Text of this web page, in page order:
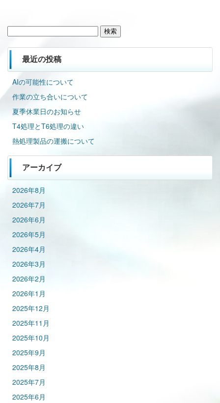
最近の投稿
AIの可能性について
作業の立ち合いについて
夏季休業日のお知らせ
T4処理とT6処理の違い
熱処理製品の運搬について
アーカイブ
2026年8月
2026年7月
2026年6月
2026年5月
2026年4月
2026年3月
2026年2月
2026年1月
2025年12月
2025年11月
2025年10月
2025年9月
2025年8月
2025年7月
2025年6月